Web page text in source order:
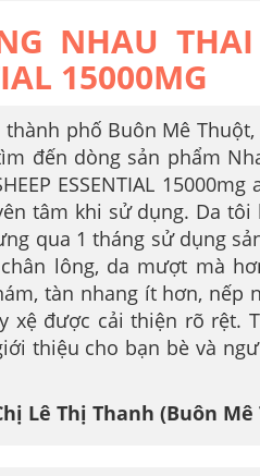
NHAU
15000MG
phố Buôn Mê
đến dòng sản phẩm
ESSENTIAL
tâm khi sử dụng. Da tôi
qua 1 tháng sử dụng
lông, da mượt mà
tàn nhang ít hơn, nếp
xệ được cải thiện rõ rệt.
thiệu cho bạn bè và
Lê Thị Thanh (Buôn